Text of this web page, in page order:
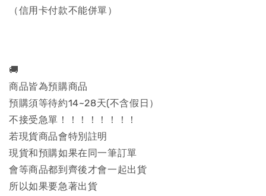
（信用卡付款不能併單）
🚚
商品皆為預購商品
預購須等待約14~28天(不含假日）
不接受急單！！！！！！！！
若現貨商品會特別註明
現貨和預購如果在同一筆訂單
會等商品都到齊後才會一起出貨
所以如果要急著出貨